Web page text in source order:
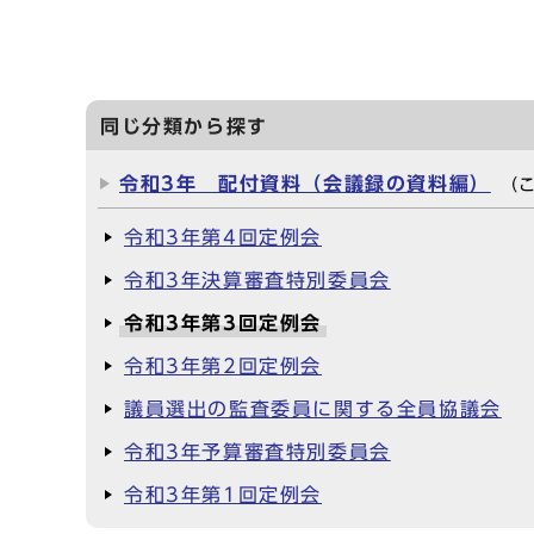
同じ分類から探す
令和3年 配付資料（会議録の資料編） （
令和3年第4回定例会
令和3年決算審査特別委員会
令和3年第3回定例会
令和3年第2回定例会
議員選出の監査委員に関する全員協議会
令和3年予算審査特別委員会
令和3年第1回定例会